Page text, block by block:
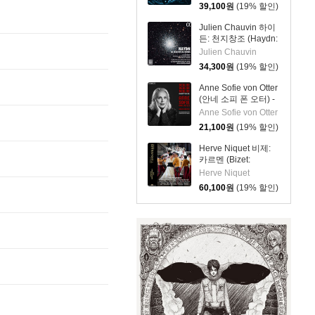
39,100원 (19% 할인)
Julien Chauvin 하이
든: 천지창조 (Haydn:
La Création du
monde)
Julien Chauvin
34,300원 (19% 할인)
Anne Sofie von Otter
(안네 소피 폰 오터) -
베를린! 베를린! 베를
린! – 카바레와 망명
(Berlin! Berlin! Berlin!
Kabarett Und Exil)
[SACD Hybrid]
Anne Sofie von Otter
21,100원 (19% 할인)
Herve Niquet 비제:
카르멘 (Bizet:
Carmen) [3CD +
DVD]
Herve Niquet
60,100원 (19% 할인)